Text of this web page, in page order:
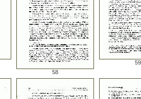
58
59